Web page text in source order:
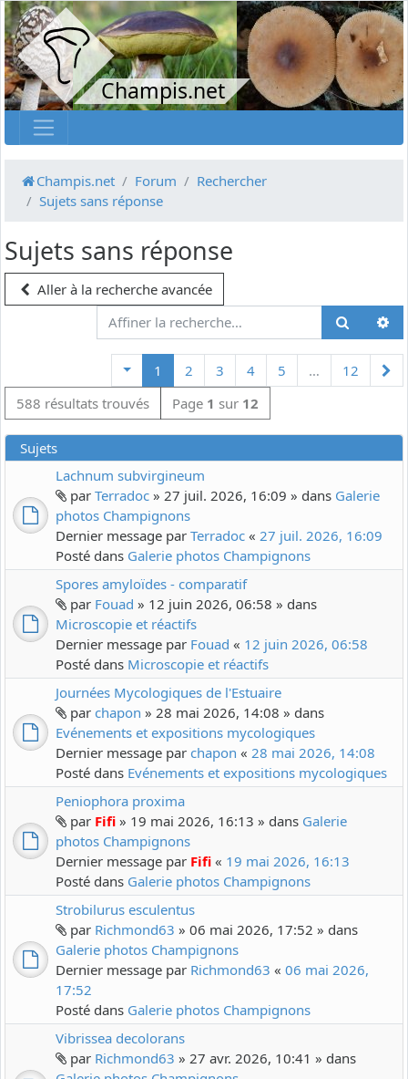
Champis.net
Champis.net Forum
Rechercher
Sujets sans réponse
Sujets sans réponse
Aller à la recherche avancée
1 2 3 4 5 … 12
588 résultats trouvés
Page 1 sur 12
Sujets
Lachnum subvirgineum
par Terradoc » 27 juil. 2026, 16:09 » dans Galerie
photos Champignons
Dernier message par Terradoc « 27 juil. 2026, 16:09
Posté dans Galerie photos Champignons
Spores amyloïdes - comparatif
par Fouad » 12 juin 2026, 06:58 » dans
Microscopie et réactifs
Dernier message par Fouad « 12 juin 2026, 06:58
Posté dans Microscopie et réactifs
Journées Mycologiques de l'Estuaire
par chapon » 28 mai 2026, 14:08 » dans
Evénements et expositions mycologiques
Dernier message par chapon « 28 mai 2026, 14:08
Posté dans Evénements et expositions mycologiques
Peniophora proxima
par Fifi » 19 mai 2026, 16:13 » dans Galerie
photos Champignons
Dernier message par Fifi « 19 mai 2026, 16:13
Posté dans Galerie photos Champignons
Strobilurus esculentus
par Richmond63 » 06 mai 2026, 17:52 » dans
Galerie photos Champignons
Dernier message par Richmond63 « 06 mai 2026,
17:52
Posté dans Galerie photos Champignons
Vibrissea decolorans
par Richmond63 » 27 avr. 2026, 10:41 » dans